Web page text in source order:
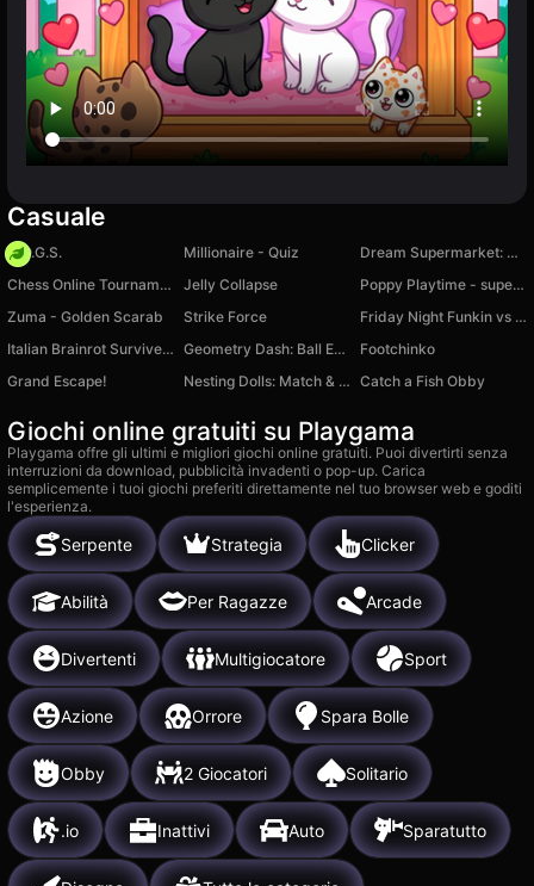
Casuale
H.O.G.S. Millionaire - Quiz
Dream Supermarket: 3D Shop
Chess Online Tournament
Jelly Collapse
Poppy Playtime - super puzzle
Zuma - Golden Scarab
Strike Force
Friday Night Funkin vs Imposter 2.0
Italian Brainrot Survive Parkour
Geometry Dash: Ball Editor
Footchinko
Grand Escape!
Nesting Dolls: Match & Grow Catch a Fish Obby
Giochi online gratuiti su Playgama
Playgama offre gli ultimi e migliori giochi online gratuiti. Puoi divertirti senza
interruzioni da download, pubblicità invadenti o pop-up. Carica
semplicemente i tuoi giochi preferiti direttamente nel tuo browser web e goditi
l'esperienza.
Serpente Strategia Clicker
Abilità Per Ragazze Arcade
Divertenti Multigiocatore Sport
Azione Orrore Spara Bolle
Obby 2 Giocatori Solitario
.io Inattivi Auto Sparatutto